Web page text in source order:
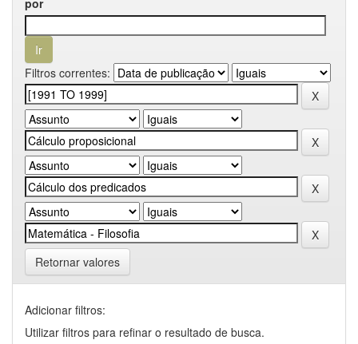
por
Filtros correntes:
Retornar valores
Adicionar filtros:
Utilizar filtros para refinar o resultado de busca.